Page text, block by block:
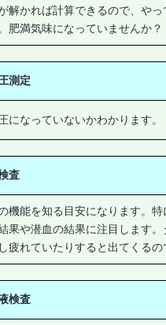
解かれば計算できるので、やっ
肥満気味になっていませんか？
測定
になっていないかわかります。
査
機能を知る目安になります。
果や潜血の結果に注目します。
疲れていたりすると出てくるの
検査